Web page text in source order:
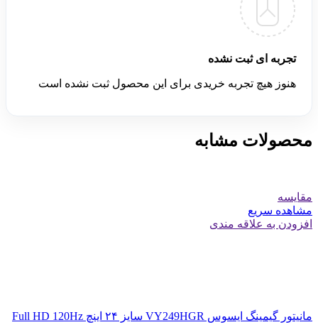
تجربه ای ثبت نشده
هنوز هیچ تجربه خریدی برای این محصول ثبت نشده است
محصولات مشابه
مقایسه
مشاهده سریع
افزودن به علاقه مندی
مانیتور گیمینگ ایسوس VY249HGR سایز ۲۴ اینچ Full HD 120Hz